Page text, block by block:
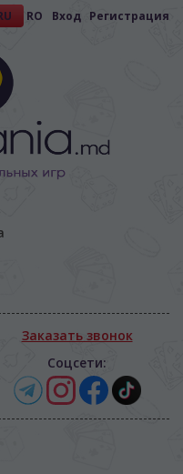
RO Вход Регистрация
Заказать звонок
Соцсети: